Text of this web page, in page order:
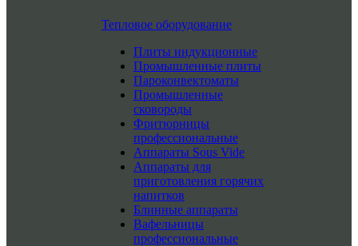
Тепловое оборудование
Плиты индукционные
Промышленные плиты
Пароконвектоматы
Промышленные
сковороды
Фритюрницы
профессиональные
Аппараты Sous Vide
Аппараты для
приготовления горячих
напитков
Блинные аппараты
Вафельницы
профессиональные